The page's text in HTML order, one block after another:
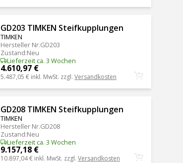
GD203 TIMKEN Steifkupplungen
TIMKEN
Hersteller Nr.GD203
Zustand:Neu
Lieferzeit ca. 3 Wochen
4.610,97 €
5.487,05 € inkl. MwSt. zzgl. Versandkosten
GD208 TIMKEN Steifkupplungen
TIMKEN
Hersteller Nr.GD208
Zustand:Neu
Lieferzeit ca. 3 Wochen
9.157,18 €
10.897,04 € inkl. MwSt. zzgl. Versandkosten